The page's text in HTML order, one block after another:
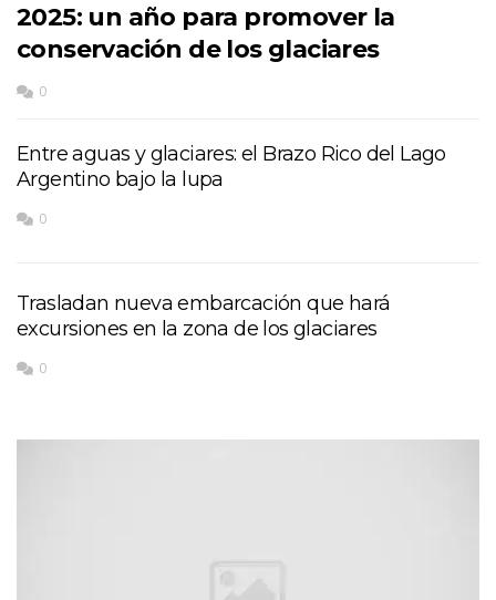
2025: un año para promover la
conservación de los glaciares
0
Entre aguas y glaciares: el Brazo Rico del Lago
Argentino bajo la lupa
0
Trasladan nueva embarcación que hará
excursiones en la zona de los glaciares
0